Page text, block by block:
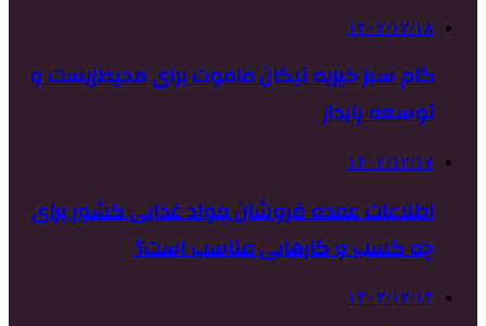
۱۴۰۲/۱۲/۱۸
گام سبز خیریه نیکان ماموت برای محیط‌زیست و
توسعه پایدار
۱۴۰۲/۱۲/۱۷
اطلاعات عمده فروشان مواد غذایی کشور برای
چه کسب و کارهایی مناسب است؟
۱۴۰۲/۱۲/۱۴